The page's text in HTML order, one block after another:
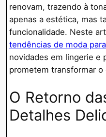
renovam, trazendo à
apenas a estética, mas
funcionalidade. Neste
tendências de moda
novidades em lingerie e
prometem transformar o
O Retorno
Detalhes